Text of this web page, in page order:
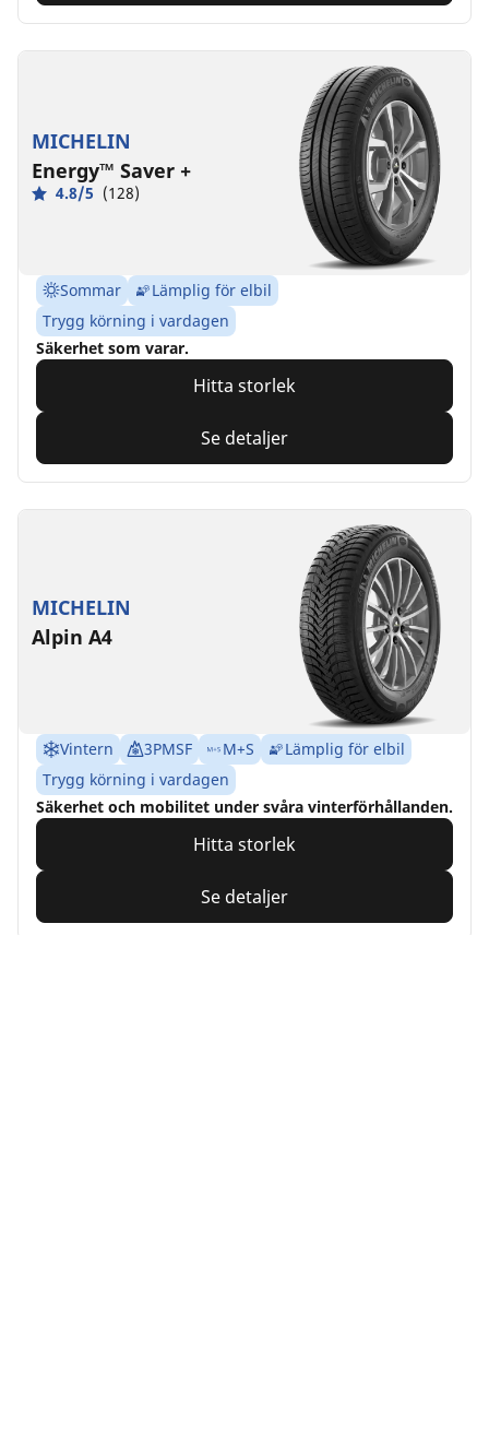
MICHELIN
Energy™ Saver +
4.8/5 (128)
Sommar
Lämplig för elbil
Trygg körning i vardagen
Säkerhet som varar.
Hitta storlek
Se detaljer
MICHELIN
Alpin A4
Vintern 3PMSF M+S
Lämplig för elbil
Trygg körning i vardagen
Säkerhet och mobilitet under svåra vinterförhållanden.
Hitta storlek
Se detaljer